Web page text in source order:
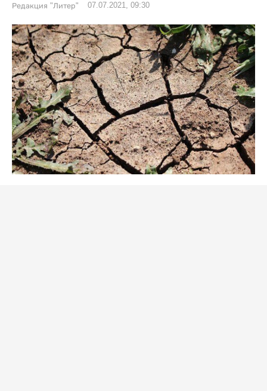
Редакция "Литер" 07.07.2021, 09:30